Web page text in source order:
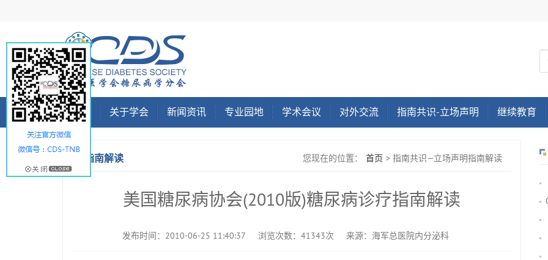
首页 关于学会 新闻资讯 专业园地 学术会议 对外交流 指南共识-立场声明 继续教育
指南解读 您现在的位置： 首页 > 指南共识—立场声明指南解读
美国糖尿病协会(2010版)糖尿病诊疗指南解读
发布时间：2010-06-25 11:40:37 浏览次数：41343次 来源：海军总医院内分泌科